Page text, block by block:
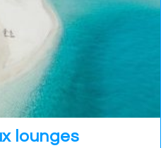
lounges